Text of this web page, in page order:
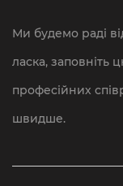
Ми будемо раді
ласка, заповніть
професійних
швидше.